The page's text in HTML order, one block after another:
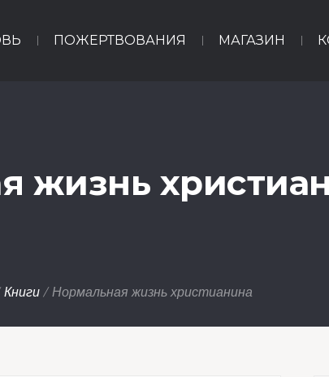
ПОЖЕРТВОВАНИЯ МАГАЗИН
жизнь
Книги/ Нормальная жизнь христианина